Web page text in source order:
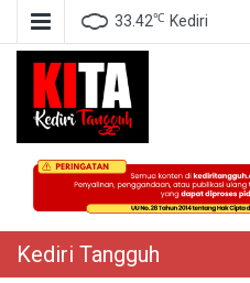
33.42℃ Kediri
Kediri
Berita Akurat Terpercaya
Kediri Tangguh